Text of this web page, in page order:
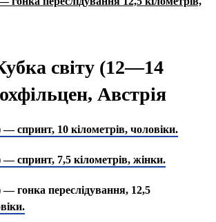
світу (12—14
Австрія
— спринт, 10 кілометрів, чоловіки.
— спринт, 7,5 кілометрів, жінки.
— гонка переслідування, 12,5